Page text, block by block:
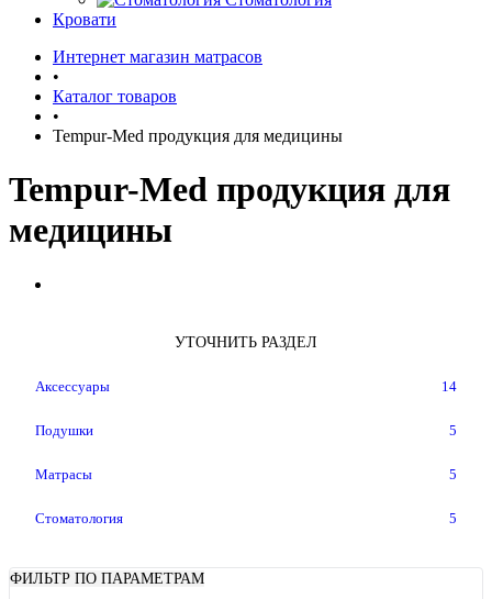
Кровати
Интернет магазин матрасов
•
Каталог товаров
•
Tempur-Med продукция для медицины
Tempur-Med продукция для
медицины
УТОЧНИТЬ РАЗДЕЛ
Аксессуары 14
Подушки 5
Матрасы 5
Стоматология 5
ФИЛЬТР ПО ПАРАМЕТРАМ